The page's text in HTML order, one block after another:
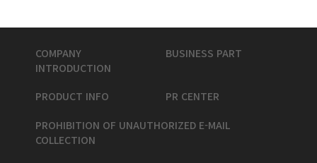
COMPANY
INTRODUCTION
BUSINESS PART
PRODUCT INFO PR CENTER
PROHIBITION OF UNAUTHORIZED E-MAIL
COLLECTION